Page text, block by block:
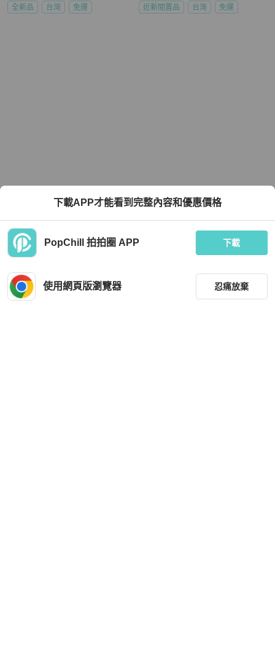
全新品 台灣 免運 近新閒置品 台灣 免運
下載APP才能看到完整內容和優惠價格
PopChill 拍拍圈 APP 下載
使用網頁版瀏覽器 忍痛放棄